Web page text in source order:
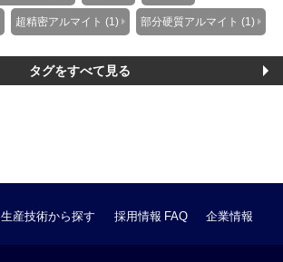
超精密アルマイト (1) 部分硬質アルマイト (1)
タグをすべて見る
生産技術から探す 採用情報 FAQ 企業情報